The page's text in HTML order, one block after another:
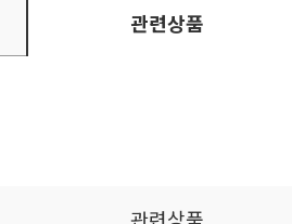
관련상품